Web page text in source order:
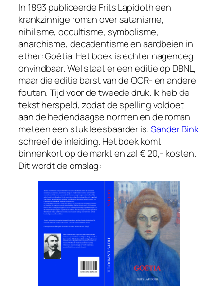
In 1893 publiceerde Frits Lapidoth een
krankzinnige roman over satanisme,
nihilisme, occultisme, symbolisme,
anarchisme, decadentisme en aardbeien in
ether:Goëtia. Het boek is echter nagenoeg
onvindbaar. Wel staat er een editie op DBNL,
maar die editie barst van de OCR- en andere
fouten. Tijd voor de tweede druk. Ik heb de
tekst herspeld, zodat de spelling voldoet
aan de hedendaagse normen en de roman
meteen een stuk leesbaarder is.Sander Bink
schreef de inleiding. Het boek komt
binnenkort op de markt en zal € 20,- kosten.
Dit wordt de omslag: